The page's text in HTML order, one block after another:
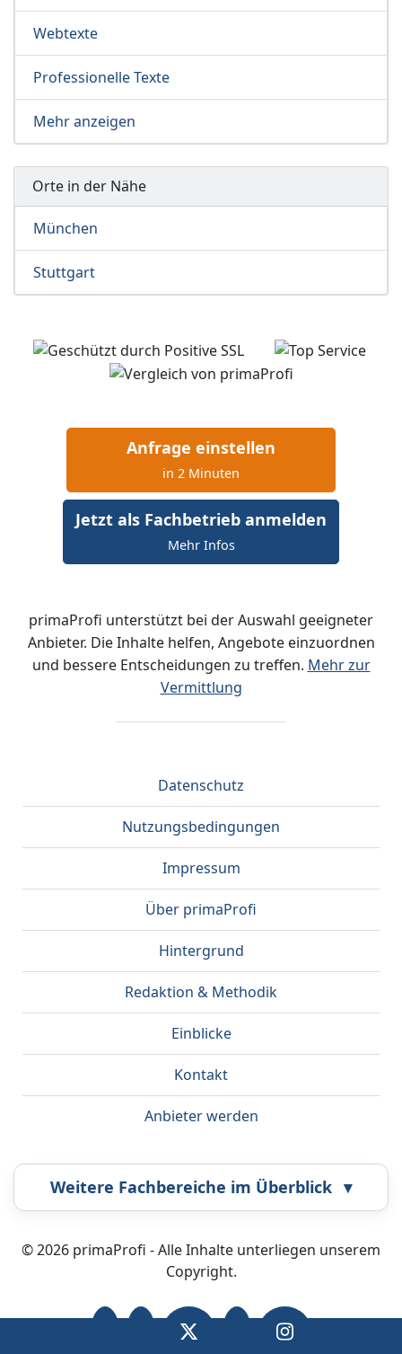
Webtexte
Professionelle Texte
Mehr anzeigen
Orte in der Nähe
München
Stuttgart
Anfrage einstellen
in 2 Minuten
Jetzt als Fachbetrieb anmelden
Mehr Infos
primaProfi unterstützt bei der Auswahl geeigneter
Anbieter. Die Inhalte helfen, Angebote einzuordnen
und bessere Entscheidungen zu treffen. Mehr zur
Vermittlung
Datenschutz
Nutzungsbedingungen
Impressum
Über primaProfi
Hintergrund
Redaktion & Methodik
Einblicke
Kontakt
Anbieter werden
Weitere Fachbereiche im Überblick ▾
Airbrush Bestatter
© 2026 primaProfi - Alle Inhalte unterliegen unserem
Copyright.